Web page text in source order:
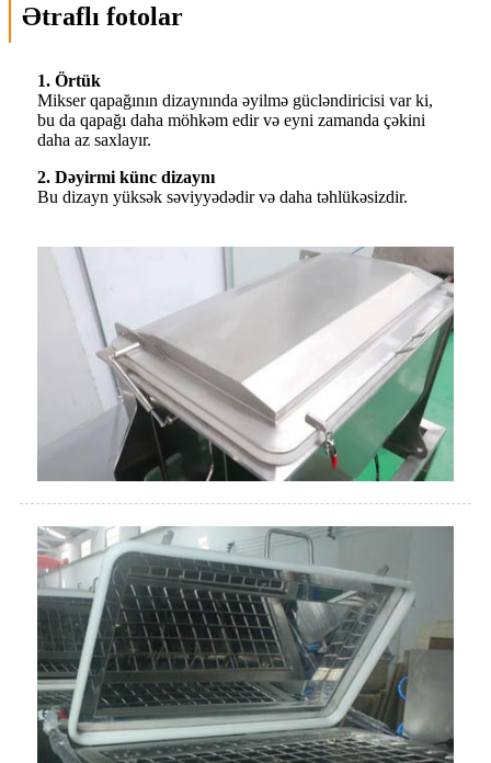
Ətraflı fotolar
1. Örtük
Mikser qapağının dizaynında əyilmə gücləndiricisi var ki,
bu da qapağı daha möhkəm edir və eyni zamanda çəkini
daha az saxlayır.
2. Dəyirmi künc dizaynı
Bu dizayn yüksək səviyyədədir və daha təhlükəsizdir.